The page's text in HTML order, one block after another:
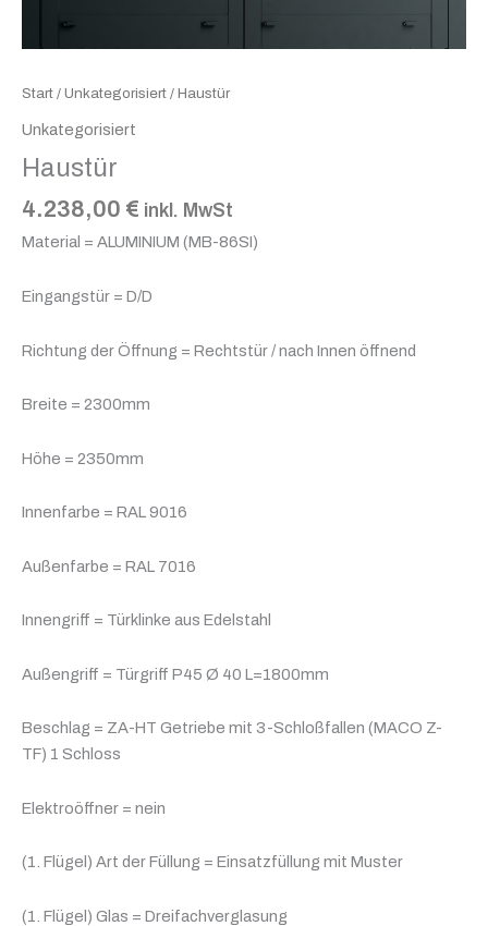
Start / Unkategorisiert / Haustür
Unkategorisiert
Haustür
4.238,00 € inkl. MwSt
Material = ALUMINIUM (MB-86SI)
Eingangstür = D/D
Richtung der Öffnung = Rechtstür / nach Innen öffnend
Breite = 2300mm
Höhe = 2350mm
Innenfarbe = RAL 9016
Außenfarbe = RAL 7016
Innengriff = Türklinke aus Edelstahl
Außengriff = Türgriff P45 Ø 40 L=1800mm
Beschlag = ZA-HT Getriebe mit 3-Schloßfallen (MACO Z-
TF) 1 Schloss
Elektroöffner = nein
(1. Flügel) Art der Füllung = Einsatzfüllung mit Muster
(1. Flügel) Glas = Dreifachverglasung